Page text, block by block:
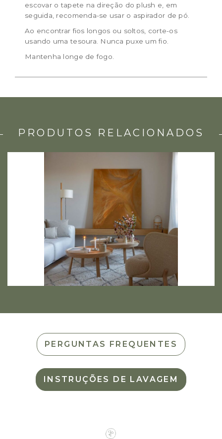
escovar o tapete na direção do plush e, em
seguida, recomenda-se usar o aspirador de pó.
Ao encontrar fios longos ou soltos, corte-os
usando uma tesoura. Nunca puxe um fio.
Mantenha longe de fogo.
PRODUTOS RELACIONADOS
PERGUNTAS FREQUENTES
INSTRUÇÕES DE LAVAGEM